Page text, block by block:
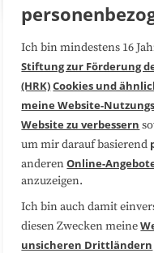
Über uns
Medienarbeit
Datenschutzerklärung
Sitemap
Folgen Sie uns
Ich bin mindestens 16
Stiftung zur Förderung
(HRK)Cookies und
meine Website-
Website zu verbessern
um mir darauf basierend
anderenOnline-
anzuzeigen.
Ich bin auch damit
diesen Zwecken meine
unsicheren Drittländern